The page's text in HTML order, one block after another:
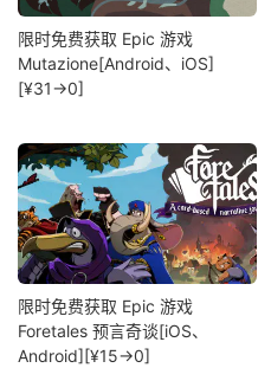
限时免费获取 Epic 游戏
Mutazione[Android、iOS]
[¥31→0]
限时免费获取 Epic 游戏
Foretales 预言奇谈[iOS、
Android][¥15→0]